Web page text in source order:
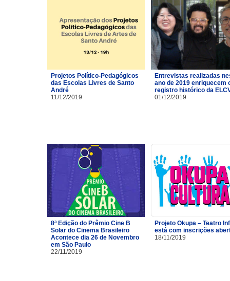
Projetos Político-Pedagógicos
das Escolas Livres de Santo
André
11/12/2019
Entrevistas realizadas
ano de 2019 enriquecem
registro histórico da
01/12/2019
8ª Edição do Prêmio Cine B
Solar do Cinema Brasileiro
Acontece dia 26 de Novembro
em São Paulo
22/11/2019
Projeto Okupa – Teatro
está com inscrições
18/11/2019